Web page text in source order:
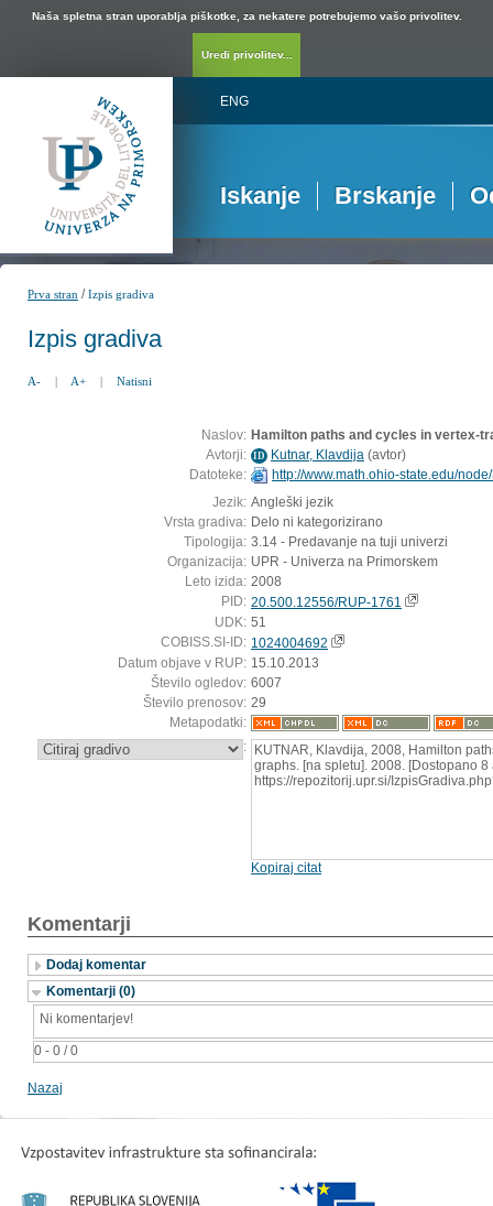
Naša spletna stran uporablja piškotke, za nekatere potrebujemo vašo privolitev.
Uredi privolitev...
ENG
Iskanje Brskanje
Prva stran /Izpis gradiva
Izpis gradiva
A- | A+ | Natisni
Naslov: Hamilton paths and cycles in vertex-
Avtorji: ID Kutnar, Klavdija (avtor)
Datoteke:
http://www.math.ohio-state.edu/
Jezik: Angleški jezik
Vrsta gradiva: Delo ni kategorizirano
Tipologija: 3.14 - Predavanje na tuji univerzi
Organizacija: UPR - Univerza na Primorskem
Leto izida: 2008
PID: 20.500.12556/RUP-1761
UDK: 51
COBISS.SI-ID: 1024004692
Datum objave v RUP: 15.10.2013
Število ogledov: 6007
Število prenosov: 29
Metapodatki:
: KUTNAR, Klavdija, 2008, Hamilton
graphs. [na spletu]. 2008. [Dostopano
https://repozitorij.upr.si/
Kopiraj citat
Komentarji
Dodaj komentar
Komentarji (0)
0 - 0 / 0
Ni komentarjev!
Nazaj